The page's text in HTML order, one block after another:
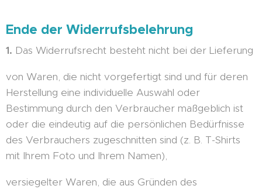
Ende der Widerrufsbelehrung
1. Das Widerrufsrecht besteht nicht bei der Lieferung
von Waren, die nicht vorgefertigt sind und für deren
Herstellung eine individuelle Auswahl oder
Bestimmung durch den Verbraucher maßgeblich ist
oder die eindeutig auf die persönlichen Bedürfnisse
des Verbrauchers zugeschnitten sind (z. B. T-Shirts
mit Ihrem Foto und Ihrem Namen),
versiegelter Waren, die aus Gründen des